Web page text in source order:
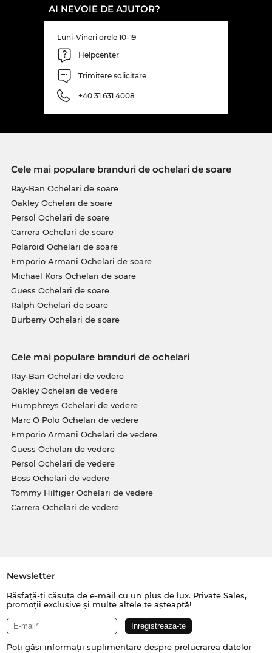
AI NEVOIE DE AJUTOR?
Luni-Vineri orele 10-19
Helpcenter
Trimitere solicitare
+40 31 631 4008
Cele mai populare branduri de ochelari de soare
Ray-Ban Ochelari de soare
Oakley Ochelari de soare
Persol Ochelari de soare
Carrera Ochelari de soare
Polaroid Ochelari de soare
Emporio Armani Ochelari de soare
Michael Kors Ochelari de soare
Guess Ochelari de soare
Ralph Ochelari de soare
Burberry Ochelari de soare
Cele mai populare branduri de ochelari
Ray-Ban Ochelari de vedere
Oakley Ochelari de vedere
Humphreys Ochelari de vedere
Marc O Polo Ochelari de vedere
Emporio Armani Ochelari de vedere
Guess Ochelari de vedere
Persol Ochelari de vedere
Boss Ochelari de vedere
Tommy Hilfiger Ochelari de vedere
Carrera Ochelari de vedere
Newsletter
Răsfață-ți căsuța de e-mail cu un plus de lux. Private Sales,
promoții exclusive și multe altele te așteaptă!
Poți găsi informații suplimentare despre prelucrarea datelor